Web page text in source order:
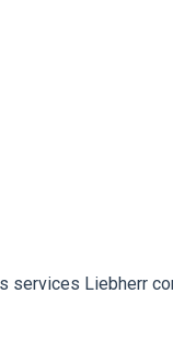
services Liebherr